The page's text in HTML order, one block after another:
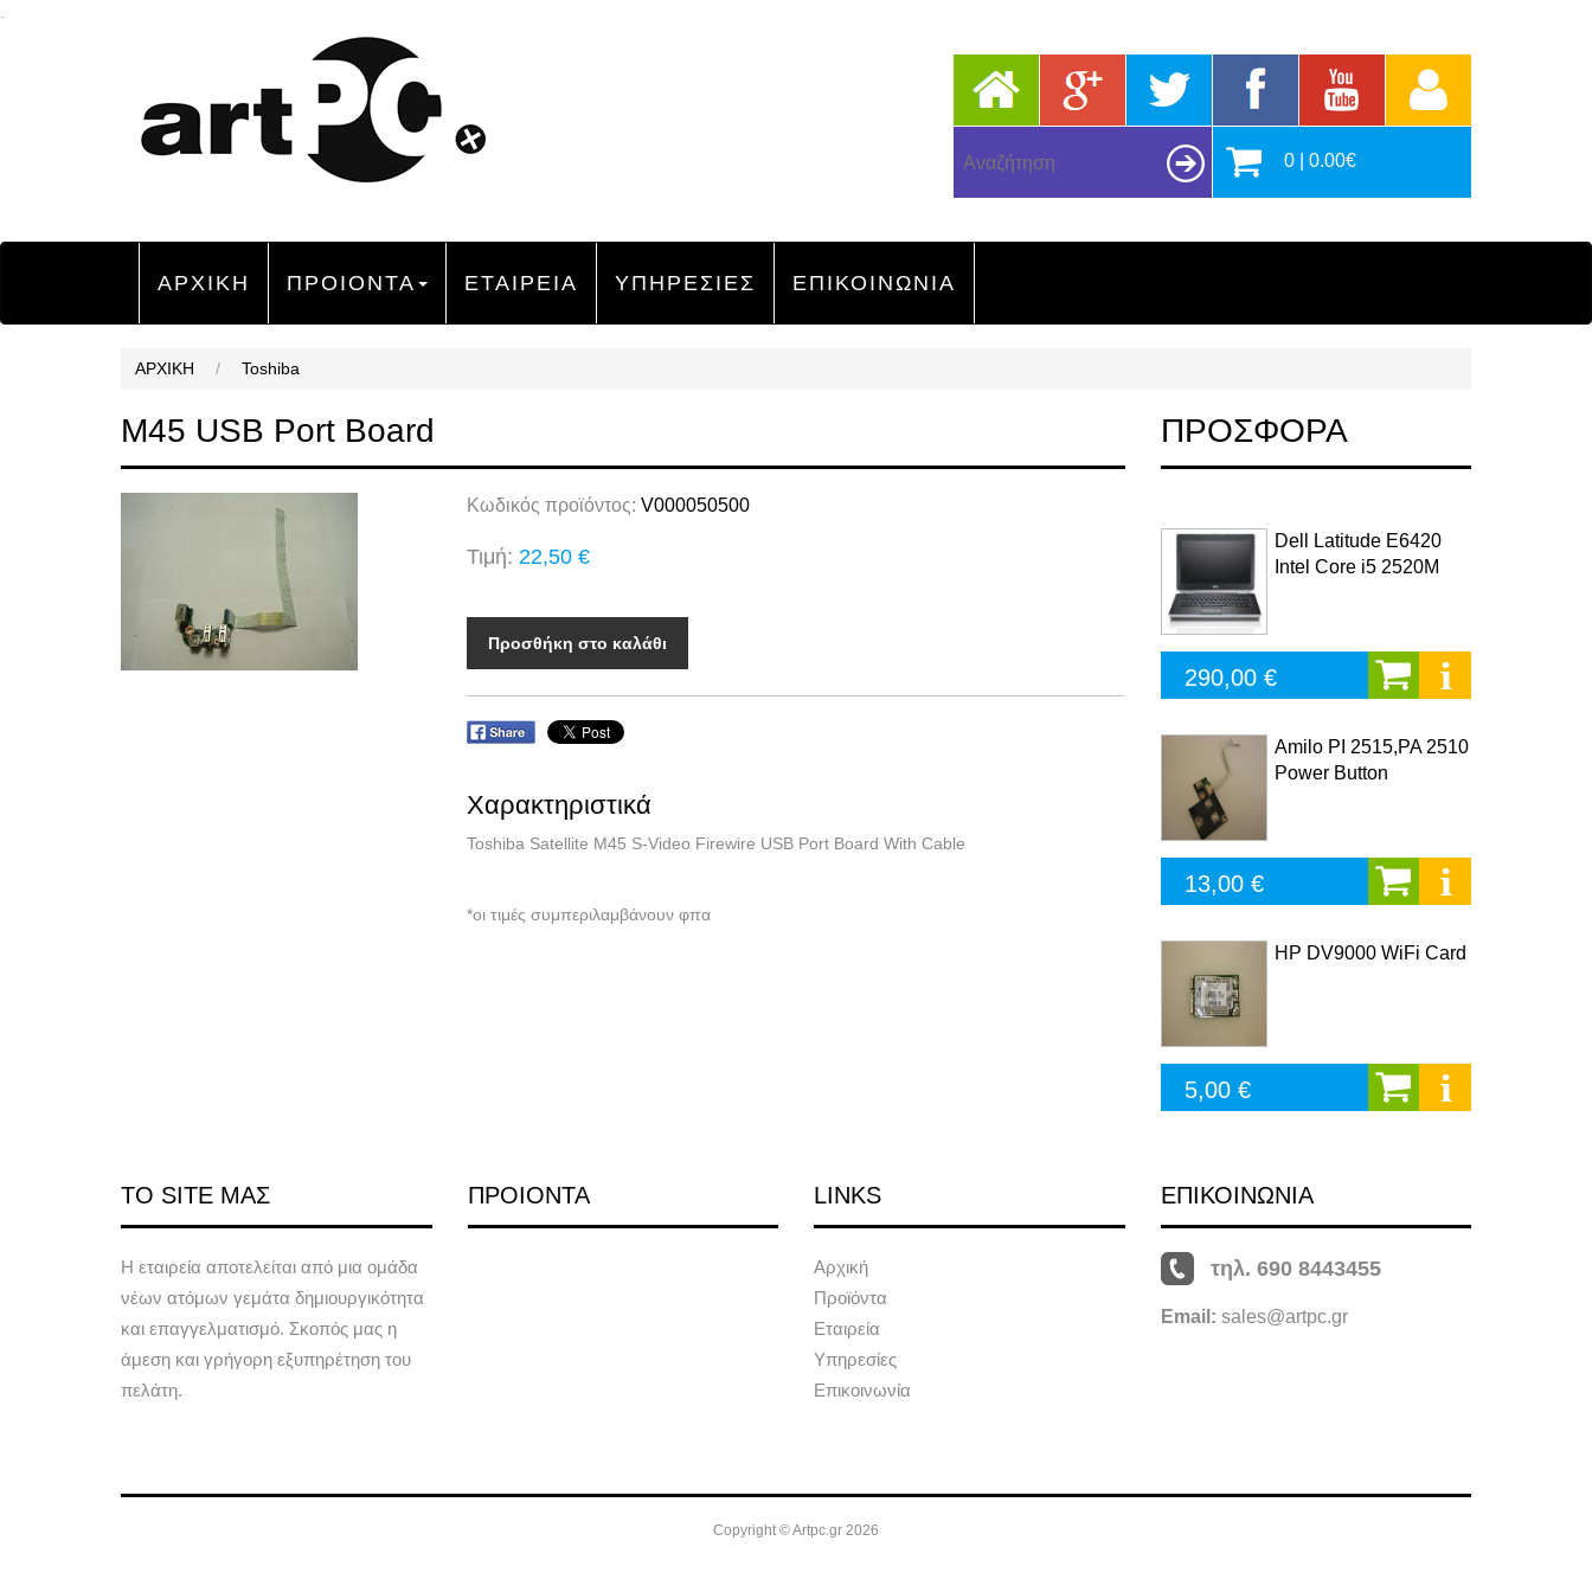
0 | 0.00€
ΑΡΧΙΚΗ ΠΡΟΙΟΝΤΑ ΕΤΑΙΡΕΙΑ ΥΠΗΡΕΣΙΕΣ ΕΠΙΚΟΙΝΩΝΙΑ
ΑΡΧΙΚΗ / Toshiba
M45 USB Port Board
Κωδικός προϊόντος:V000050500
Τιμή:22,50 €
Προσθήκη στο καλάθι
Χαρακτηριστικά
Toshiba Satellite M45 S-Video Firewire USB Port Board With Cable
*οι τιμές συμπεριλαμβάνουν φπα
ΠΡΟΣΦΟΡΑ
Dell Latitude E6420
Intel Core i5 2520M
290,00 €
Amilo PI 2515,PA 2510
Power Button
13,00 €
HP DV9000 WiFi Card
5,00 €
ΤΟ SITE ΜΑΣ
Η εταιρεία αποτελείται από μια ομάδα
νέων ατόμων γεμάτα δημιουργικότητα
και επαγγελματισμό. Σκοπός μας η
άμεση και γρήγορη εξυπηρέτηση του
πελάτη.
ΠΡΟΙΟΝΤΑ LINKS
Αρχική
Προϊόντα
Εταιρεία
Υπηρεσίες
Επικοινωνία
ΕΠΙΚΟΙΝΩΝΙΑ
τηλ. 690 8443455
Email: sales@artpc.gr
Copyright © Artpc.gr 2026